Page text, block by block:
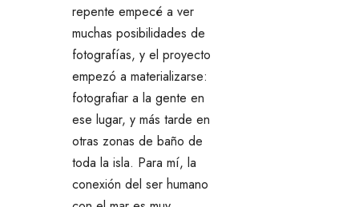
repente empecé a ver
muchas posibilidades de
fotografías, y el proyecto
empezó a materializarse:
fotografiar a la gente en
ese lugar, y más tarde en
otras zonas de baño de
toda la isla. Para mí, la
conexión del ser humano